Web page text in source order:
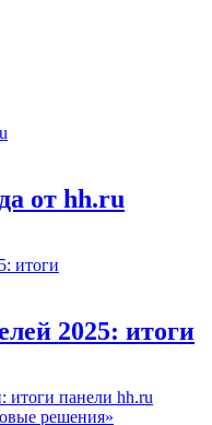
от hh.ru
2025: итоги